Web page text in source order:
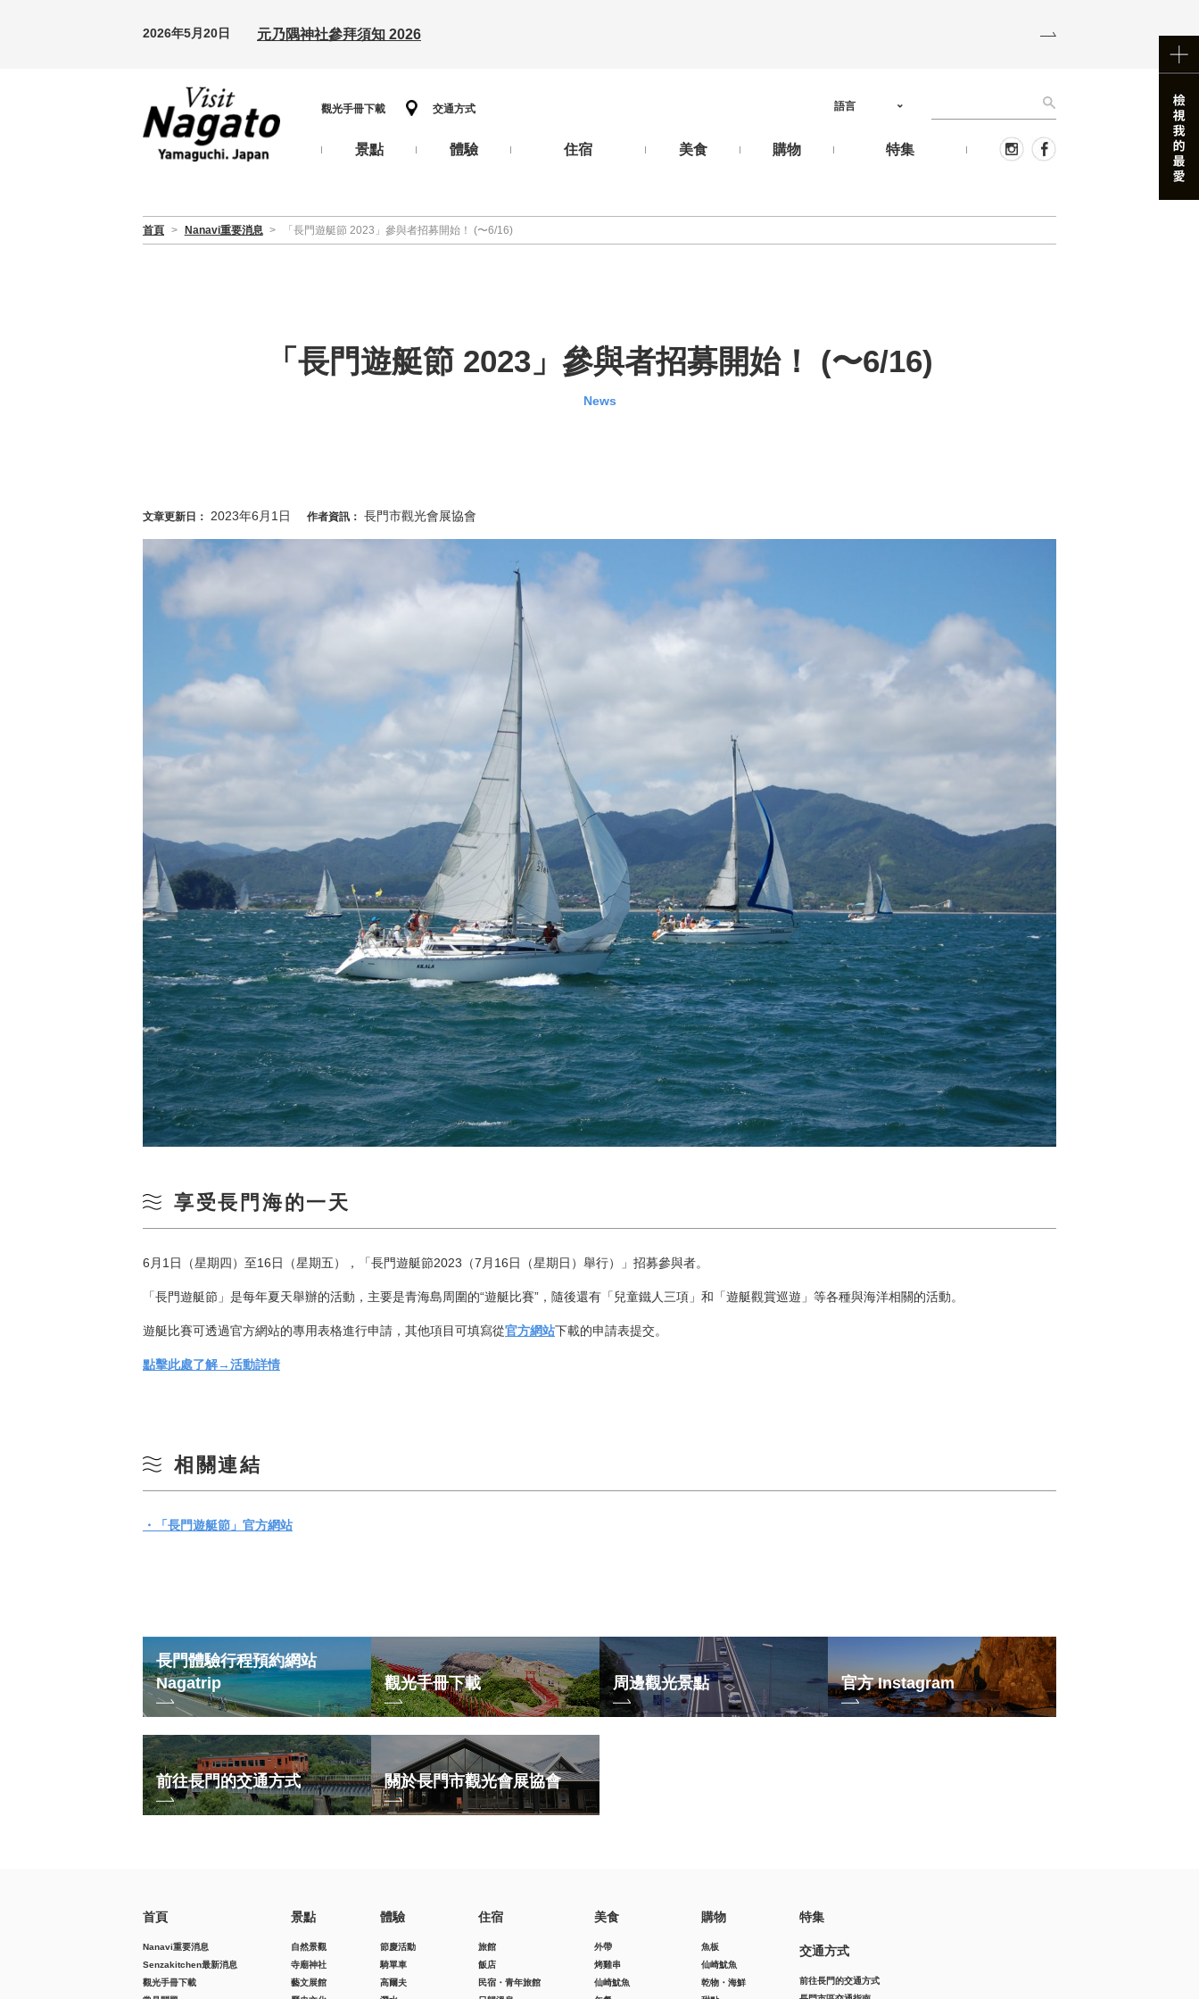
2026年5月20日 元乃隅神社參拜須知 2026
觀光手冊下載 交通方式
景點 體驗 住宿 美食 購物 特集
語言
首頁 > Nanavi重要消息 > 「長門遊艇節 2023」參與者招募開始！ (〜6/16)
「長門遊艇節 2023」參與者招募開始！ (〜6/16)
News
文章更新日： 2023年6月1日 作者資訊： 長門市觀光會展協會
享受長門海的一天
6月1日（星期四）至16日（星期五），「長門遊艇節2023（7月16日（星期日）舉行）」招募參與者。
「長門遊艇節」是每年夏天舉辦的活動，主要是青海島周圍的“遊艇比賽”，隨後還有「兒童鐵人三項」和「遊艇觀賞巡遊」等各種與海洋相關的活動。
遊艇比賽可透過官方網站的專用表格進行申請，其他項目可填寫從官方網站下載的申請表提交。
點擊此處了解→活動詳情
相關連結
・「長門遊艇節」官方網站
長門體驗行程預約網站
Nagatrip
觀光手冊下載 周邊觀光景點 官方 Instagram
前往長門的交通方式 關於長門市觀光會展協會
首頁
Nanavi重要消息
Senzakitchen最新消息
觀光手冊下載
景點
自然景觀
寺廟神社
藝文展館
體驗
節慶活動
騎單車
高爾夫
住宿
旅館
飯店
民宿・青年旅館
美食
外帶
烤雞串
仙崎魷魚
購物
魚板
仙崎魷魚
乾物・海鮮
特集
交通方式
前往長門的交通方式